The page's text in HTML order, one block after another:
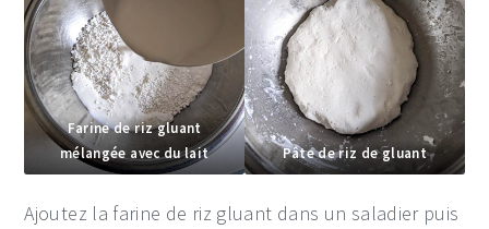
Farine de riz gluant
mélangée avec du lait
Pâte de riz de gluant
Ajoutez la farine de riz gluant dans un saladier puis